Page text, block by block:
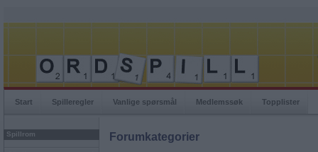
Start Spilleregler Vanlige spørsmål Medlemssøk Topplister
Spillrom Forumkategorier